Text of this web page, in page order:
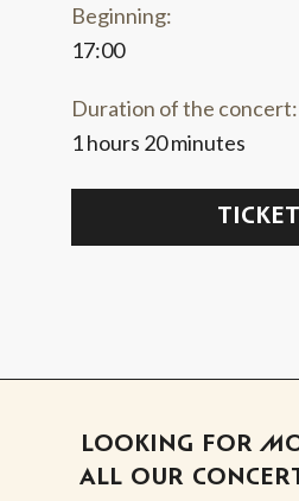
Beginning:
17:00
Duration of the concert:
1 hours 20 minutes
LOOKING FOR
ALL OUR